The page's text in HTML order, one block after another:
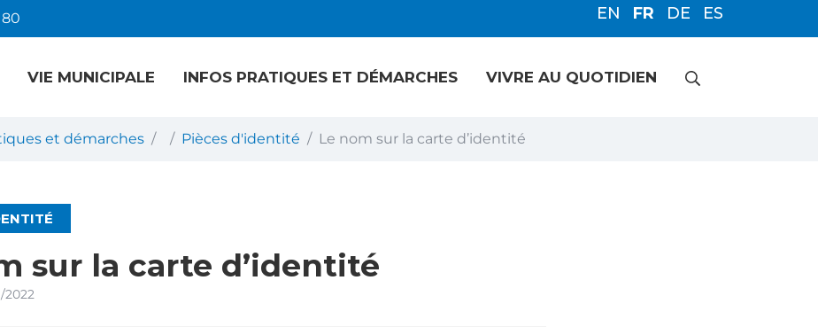
80 EN FR DE ES
VIE MUNICIPALE INFOS PRATIQUES ET DÉMARCHES VIVRE AU QUOTIDIEN
et démarches Pièces d'identité Le nom sur la carte d’identité
sur la carte d’identité
2022